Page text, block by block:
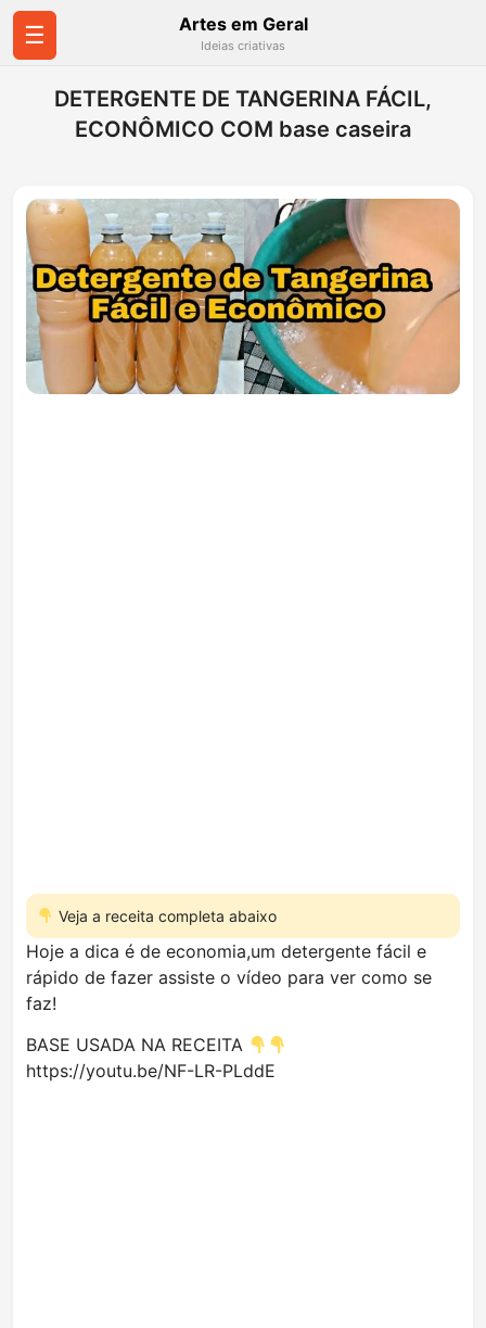
☰ Artes em Geral
Ideias criativas
DETERGENTE DE TANGERINA FÁCIL,
ECONÔMICO COM base caseira
Veja a receita completa abaixo
Hoje a dica é de economia,um detergente fácil e
rápido de fazer assiste o vídeo para ver como se
faz!
BASE USADA NA RECEITA
https://youtu.be/NF-LR-PLddE